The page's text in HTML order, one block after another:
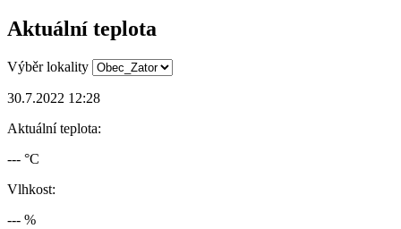
Aktuální teplota
Výběr lokality
30.7.2022 12:28
Aktuální teplota:
--- °C
Vlhkost:
--- %